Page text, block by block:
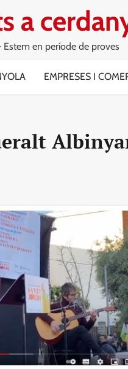
a
Estem en període de proves
EMPRESES I